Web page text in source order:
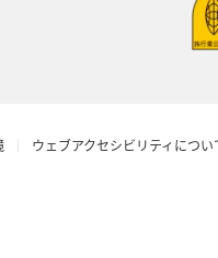
ウェブアクセシビリティについ